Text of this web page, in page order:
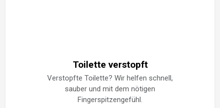
Toilette verstopft
Verstopfte Toilette? Wir helfen schnell,
sauber und mit dem nötigen
Fingerspitzengefühl.